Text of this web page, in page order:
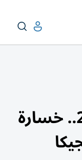
وديات مونديال 2026.. خسارة